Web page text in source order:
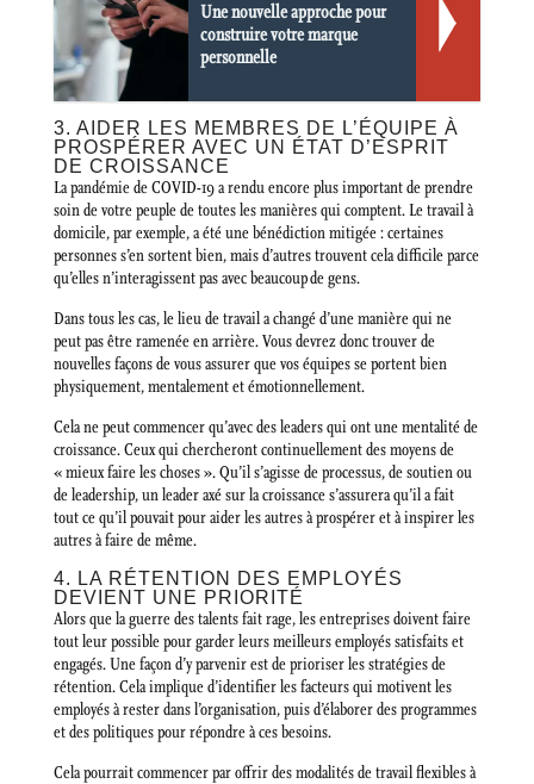
Une nouvelle approche pour
construire votre marque
personnelle
3. AIDER LES MEMBRES DE L’ÉQUIPE À
PROSPÉRER AVEC UN ÉTAT D’ESPRIT
DE CROISSANCE
La pandémie de COVID-19 a rendu encore plus important de prendre
soin de votre peuple de toutes les manières qui comptent. Le travail à
domicile, par exemple, a été une bénédiction mitigée : certaines
personnes s’en sortent bien, mais d’autres trouvent cela difficile parce
qu’elles n’interagissent pas avec beaucoup de gens.
Dans tous les cas, le lieu de travail a changé d’une manière qui ne
peut pas être ramenée en arrière. Vous devrez donc trouver de
nouvelles façons de vous assurer que vos équipes se portent bien
physiquement, mentalement et émotionnellement.
Cela ne peut commencer qu’avec des leaders qui ont une mentalité de
croissance. Ceux qui chercheront continuellement des moyens de
« mieux faire les choses ». Qu’il s’agisse de processus, de soutien ou
de leadership, un leader axé sur la croissance s’assurera qu’il a fait
tout ce qu’il pouvait pour aider les autres à prospérer et à inspirer les
autres à faire de même.
4. LA RÉTENTION DES EMPLOYÉS
DEVIENT UNE PRIORITÉ
Alors que la guerre des talents fait rage, les entreprises doivent faire
tout leur possible pour garder leurs meilleurs employés satisfaits et
engagés. Une façon d’y parvenir est de prioriser les stratégies de
rétention. Cela implique d’identifier les facteurs qui motivent les
employés à rester dans l’organisation, puis d’élaborer des programmes
et des politiques pour répondre à ces besoins.
Cela pourrait commencer par offrir des modalités de travail flexibles à